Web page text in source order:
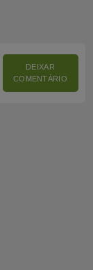
DEIXAR
COMENTÁRIO